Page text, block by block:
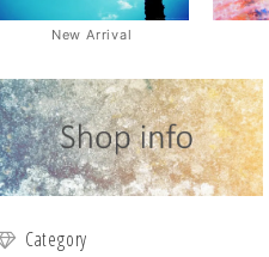
New Arrival
Category